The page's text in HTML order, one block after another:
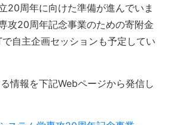
20周年に向けた準備が進んでいま
攻20周年記念事業のための寄附金
自主企画セッションも予定してい
情報を下記Webページから発信し